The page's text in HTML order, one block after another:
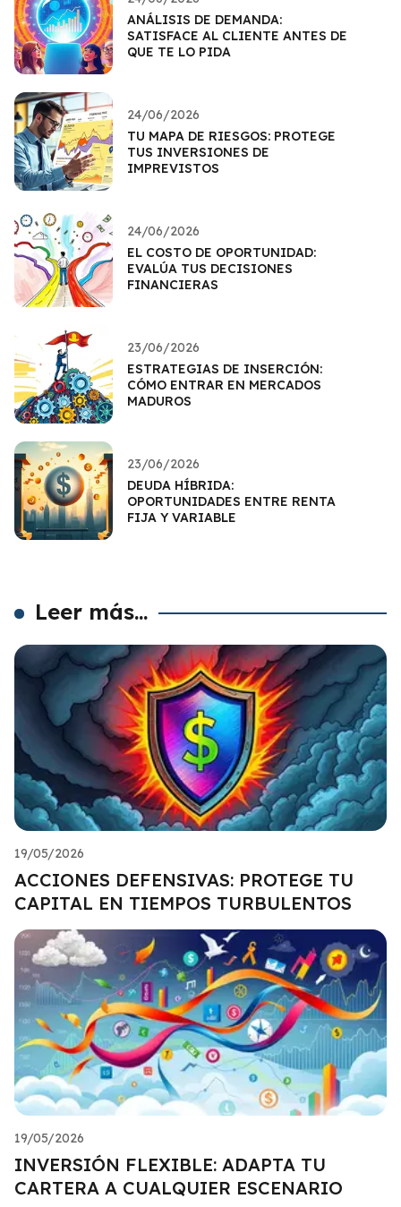
ANÁLISIS DE DEMANDA:
SATISFACE AL CLIENTE ANTES DE
QUE TE LO PIDA
24/06/2026
TU MAPA DE RIESGOS: PROTEGE
TUS INVERSIONES DE
IMPREVISTOS
24/06/2026
EL COSTO DE OPORTUNIDAD:
EVALÚA TUS DECISIONES
FINANCIERAS
23/06/2026
ESTRATEGIAS DE INSERCIÓN:
CÓMO ENTRAR EN MERCADOS
MADUROS
23/06/2026
DEUDA HÍBRIDA:
OPORTUNIDADES ENTRE RENTA
FIJA Y VARIABLE
Leer más...
19/05/2026
ACCIONES DEFENSIVAS: PROTEGE TU
CAPITAL EN TIEMPOS TURBULENTOS
19/05/2026
INVERSIÓN FLEXIBLE: ADAPTA TU
CARTERA A CUALQUIER ESCENARIO